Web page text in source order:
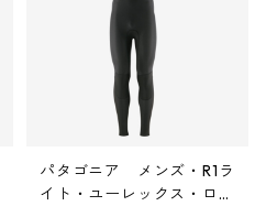
パタゴニア メンズ・R1ラ
イト・ユーレックス・ロン